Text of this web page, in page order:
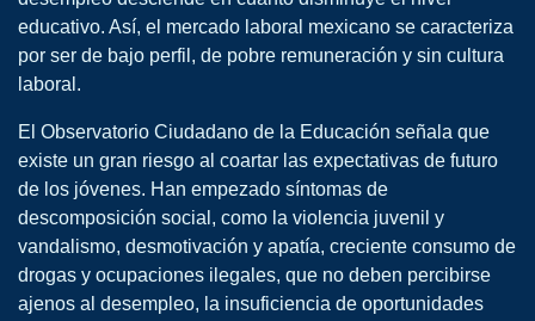
educativo. Así, el mercado laboral mexicano se caracteriza
por ser de bajo perfil, de pobre remuneración y sin cultura
laboral.
El Observatorio Ciudadano de la Educación señala que
existe un gran riesgo al coartar las expectativas de futuro
de los jóvenes. Han empezado síntomas de
descomposición social, como la violencia juvenil y
vandalismo, desmotivación y apatía, creciente consumo de
drogas y ocupaciones ilegales, que no deben percibirse
ajenos al desempleo, la insuficiencia de oportunidades